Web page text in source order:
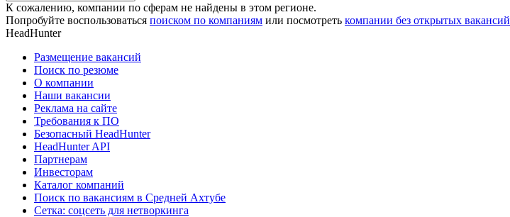
К сожалению, компании по сферам не найдены в этом регионе.
Попробуйте воспользоваться поиском по компаниям или посмотреть компании без открытых вакансий
HeadHunter
Размещение вакансий
Поиск по резюме
О компании
Наши вакансии
Реклама на сайте
Требования к ПО
Безопасный HeadHunter
HeadHunter API
Партнерам
Инвесторам
Каталог компаний
Поиск по вакансиям в Средней Ахтубе
Сетка: соцсеть для нетворкинга